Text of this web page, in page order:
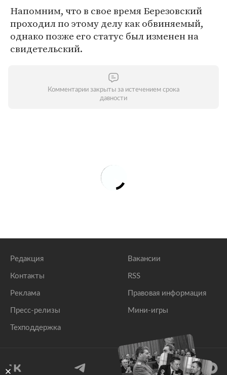
Напомним, что в свое время Березовский
проходил по этому делу как обвиняемый,
однако позже его статус был изменен на
свидетельский.
Комментарии закрыты за истечением срока
давности
Редакция
Контакты
Реклама
Пресс-релизы
Техподдержка
Вакансии
RSS
Правовая информация
Мини-игры